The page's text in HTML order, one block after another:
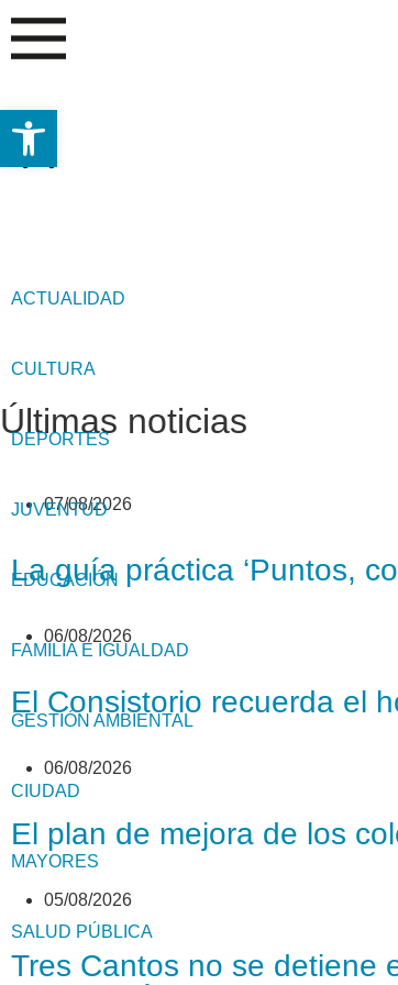
ACTUALIDAD
CULTURA
DEPORTES
JUVENTUD
EDUCACIÓN
FAMILIA E IGUALDAD
GESTIÓN AMBIENTAL
CIUDAD
MAYORES
SALUD PÚBLICA
Últimas noticias
07/08/2026
La guía práctica ‘Puntos,
06/08/2026
El Consistorio recuerda el
06/08/2026
El plan de mejora de los
05/08/2026
Tres Cantos no se detiene
Abrir barra de herramientas